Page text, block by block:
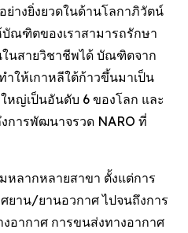
างยิ่งยวดในด้านโลกาภิวัตน์
บัณฑิตของเราสามารถรักษา
นสายวิชาชีพได้ บัณฑิตจาก
ให้เกาหลีใต้ก้าวขึ้นมาเป็น
หญ่เป็นอันดับ 6 ของโลก และ
การพัฒนาจรวด NARO ที่
หลากหลายสาขา ตั้งแต่การ
ยาน/ยานอวกาศ ไปจนถึงการ
อากาศ การขนส่งทางอากาศ